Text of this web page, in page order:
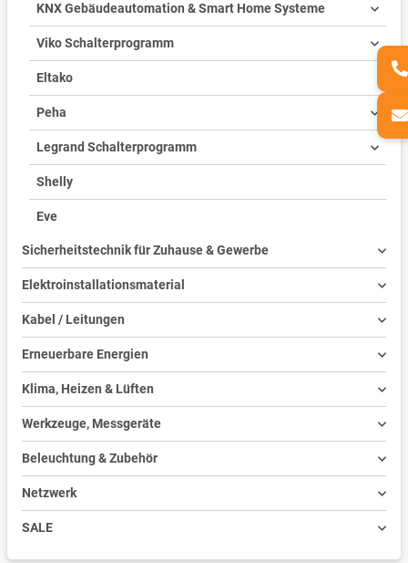
KNX Gebäudeautomation & Smart Home Systeme
Viko Schalterprogramm
Eltako
Peha
Legrand Schalterprogramm
Shelly
Eve
Sicherheitstechnik für Zuhause & Gewerbe
Elektroinstallationsmaterial
Kabel / Leitungen
Erneuerbare Energien
Klima, Heizen & Lüften
Werkzeuge, Messgeräte
Beleuchtung & Zubehör
Netzwerk
SALE